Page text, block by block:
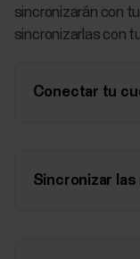
sincronizarán con
sincronizarlas con
Conectar tu
Sincronizar